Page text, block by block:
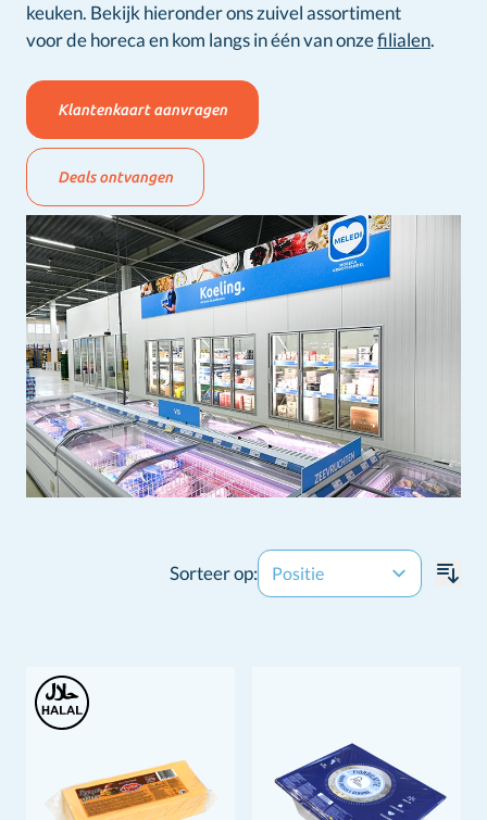
keuken. Bekijk hieronder ons zuivel assortiment
voor de horeca en kom langs in één van onzefilialen.
Klantenkaart aanvragen
Deals ontvangen
Sorteer op: